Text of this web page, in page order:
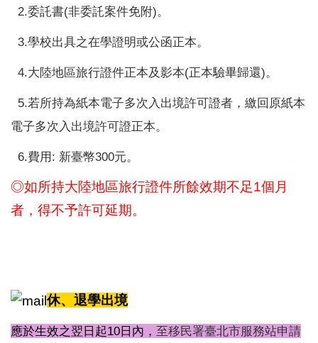
2.委託書(非委託案件免附)。
3.學校出具之在學證明或公函正本。
4.大陸地區旅行證件正本及影本(正本驗畢歸還)。
5.若所持為紙本電子多次入出境許可證者，繳回原紙本
電子多次入出境許可證正本。
6.費用: 新臺幣300元。
◎如所持大陸地區旅行證件所餘效期不足1個月
者，得不予許可延期。
休、退學出境
應於生效之翌日起10日內， 至移民署臺北市服務站申請